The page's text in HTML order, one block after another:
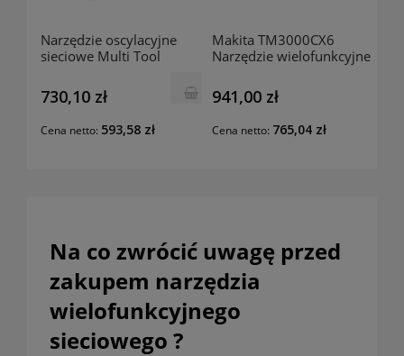
Narzędzie oscylacyjne
sieciowe Multi Tool
730,10 zł
Cena netto: 593,58 zł
Makita TM3000CX6
Narzędzie wielofunkcyjne
941,00 zł
Cena netto: 765,04 zł
Na co zwrócić uwagę przed
zakupem narzędzia
wielofunkcyjnego
sieciowego ?